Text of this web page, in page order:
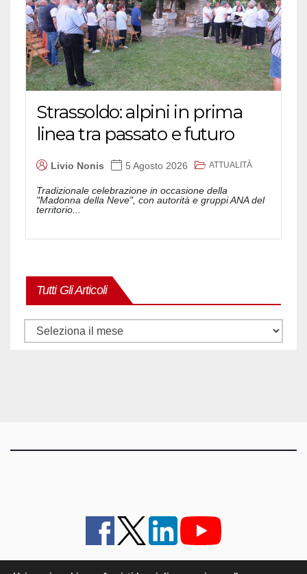
Strassoldo: alpini in prima
linea tra passato e futuro
Livio Nonis 5 Agosto 2026 ATTUALITÀ
Tradizionale celebrazione in occasione della
"Madonna della Neve", con autorità e gruppi ANA del
territorio...
Tutti Gli Articoli
Tutti